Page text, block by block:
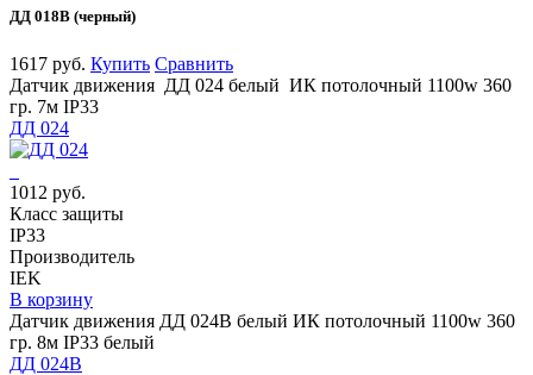
ДД 018В (черный)
1617 руб. Купить Сравнить
Датчик движения ДД 024 белый ИК потолочный 1100w 360
гр. 7м IP33
ДД 024
1012 руб.
Класс защиты
IP33
Производитель
IEK
В корзину
Датчик движения ДД 024В белый ИК потолочный 1100w 360
гр. 8м IP33 белый
ДД 024В